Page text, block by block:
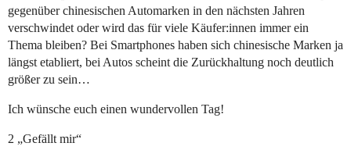
gegenüber chinesischen Automarken in den nächsten Jahren
verschwindet oder wird das für viele Käufer:innen immer ein
Thema bleiben? Bei Smartphones haben sich chinesische Marken ja
längst etabliert, bei Autos scheint die Zurückhaltung noch deutlich
größer zu sein…
Ich wünsche euch einen wundervollen Tag!
2 „Gefällt mir“